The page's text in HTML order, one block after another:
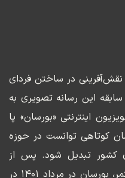
نقش‌آفرینی در ساختن فردای
این رسانه تصویری به
تلویزیون اینترنتی «بورسان» پا
کوتاهی توانست در حوزه
کشور تبدیل شود. پس از
حدود دو و نیم سال فعالیت مستمر، بورسان در مرداد ۱۴۰۱ در